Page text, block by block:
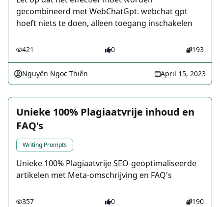
gecombineerd met WebChatGpt. webchat gpt
hoeft niets te doen, alleen toegang inschakelen
421 0 193
Nguyễn Ngọc Thiện April 15, 2023
Unieke 100% Plagiaatvrije inhoud en
FAQ's
Writing Prompts
Unieke 100% Plagiaatvrije SEO-geoptimaliseerde
artikelen met Meta-omschrijving en FAQ's
357 0 190